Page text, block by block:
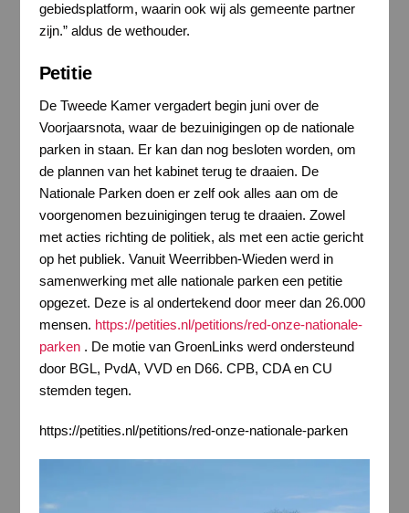
gebiedsplatform, waarin ook wij als gemeente partner
zijn.” aldus de wethouder.
Petitie
De Tweede Kamer vergadert begin juni over de
Voorjaarsnota, waar de bezuinigingen op de nationale
parken in staan. Er kan dan nog besloten worden, om
de plannen van het kabinet terug te draaien. De
Nationale Parken doen er zelf ook alles aan om de
voorgenomen bezuinigingen terug te draaien. Zowel
met acties richting de politiek, als met een actie gericht
op het publiek. Vanuit Weerribben-Wieden werd in
samenwerking met alle nationale parken een petitie
opgezet. Deze is al ondertekend door meer dan 26.000
mensen. https://petities.nl/petitions/red-onze-nationale-
parken. De motie van GroenLinks werd ondersteund
door BGL, PvdA, VVD en D66. CPB, CDA en CU
stemden tegen.
https://petities.nl/petitions/red-onze-nationale-parken